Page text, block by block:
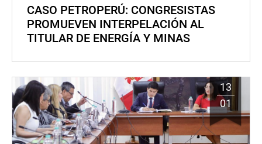
CASO PETROPERÚ: CONGRESISTAS
PROMUEVEN INTERPELACIÓN AL
TITULAR DE ENERGÍA Y MINAS
13
01